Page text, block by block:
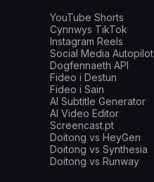
YouTube Shorts
Cynnwys TikTok
Instagram Reels
Social Media Autopilot
Dogfennaeth API
Fideo i Destun
Fideo i Sain
AI Subtitle Generator
AI Video Editor
Screencast.pt
Doitong vs HeyGen
Doitong vs Synthesia
Doitong vs Runway